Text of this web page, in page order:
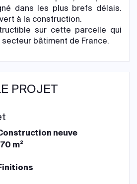
dans les plus brefs délais.
à la construction.
sur cette parcelle qui
bâtiment de France.
PROJET
neuve
m²